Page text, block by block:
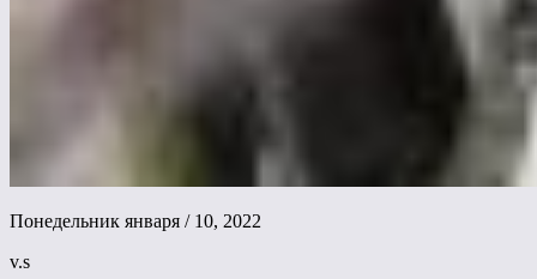
Понедельник января / 10, 2022
v.s